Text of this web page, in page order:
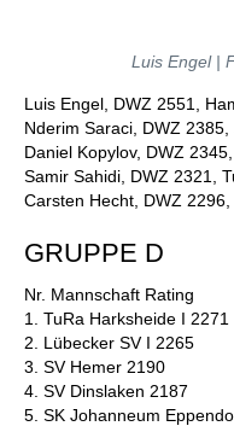
Luis Engel |
Luis Engel, DWZ 2551,
Nderim Saraci, DWZ
Daniel Kopylov, DWZ
Samir Sahidi, DWZ 2321,
Carsten Hecht, DWZ
GRUPPE D
Nr. Mannschaft Rating
1. TuRa Harksheide I 2271
2. Lübecker SV I 2265
3. SV Hemer 2190
4. SV Dinslaken 2187
5. SK Johanneum